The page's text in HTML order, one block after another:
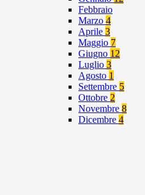
Febbraio
Marzo 4
Aprile 3
Maggio 7
Giugno 12
Luglio 3
Agosto 1
Settembre 5
Ottobre 2
Novembre 8
Dicembre 4